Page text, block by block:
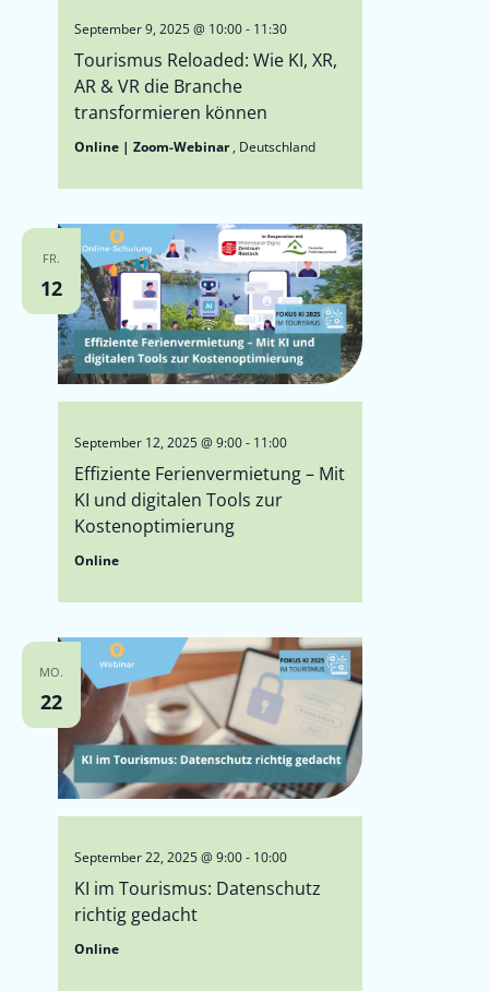
Tourismus Reloaded: Wie KI, XR,
AR & VR die Branche
transformieren können
September 9, 2025 @ 10:00- 11:30
Online | Zoom-Webinar, Deutschland
FR.
12
Effiziente Ferienvermietung – Mit
KI und digitalen Tools zur
Kostenoptimierung
September 12, 2025 @ 9:00- 11:00
Online
MO.
22
KI im Tourismus: Datenschutz
richtig gedacht
September 22, 2025 @ 9:00- 10:00
Online